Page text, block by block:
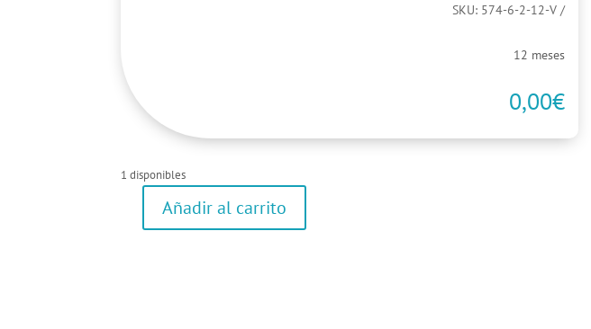
SKU: 574-6-2-12-V
12 meses
0,00€
1 disponibles
Añadir al carrito